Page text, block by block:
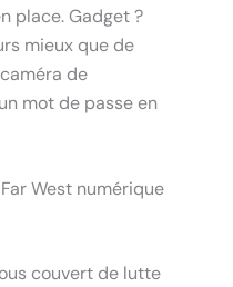
place. Gadget ?
mieux que de
de
mot de passe en
West numérique
couvert de lutte